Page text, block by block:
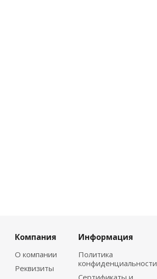
Компания
О компании
Реквизиты
Информация
Политика
конфиденциальности
Сертификаты и